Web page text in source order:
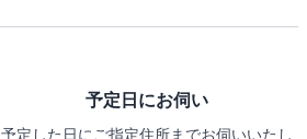
予定日にお伺い
予定した日にご指定住所までお伺いいたし